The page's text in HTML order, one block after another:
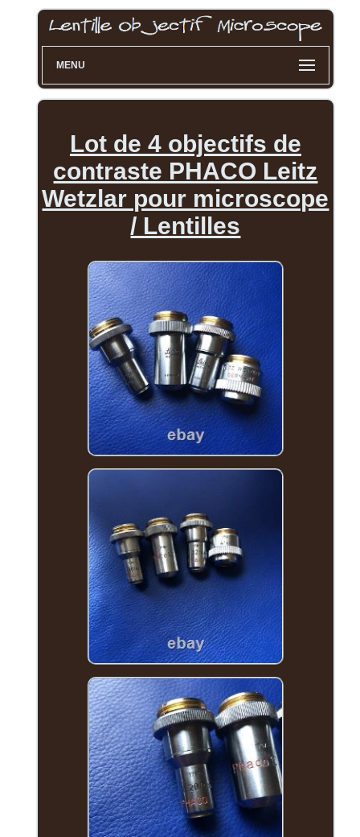
MENU
Lot de 4 objectifs de
contraste PHACO Leitz
Wetzlar pour microscope
/ Lentilles